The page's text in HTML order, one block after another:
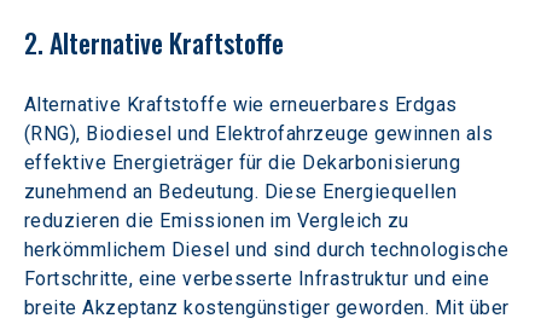
2. Alternative Kraftstoffe
Alternative Kraftstoffe wie erneuerbares Erdgas
(RNG), Biodiesel und Elektrofahrzeuge gewinnen als
effektive Energieträger für die Dekarbonisierung
zunehmend an Bedeutung. Diese Energiequellen
reduzieren die Emissionen im Vergleich zu
herkömmlichem Diesel und sind durch technologische
Fortschritte, eine verbesserte Infrastruktur und eine
breite Akzeptanz kostengünstiger geworden. Mit über